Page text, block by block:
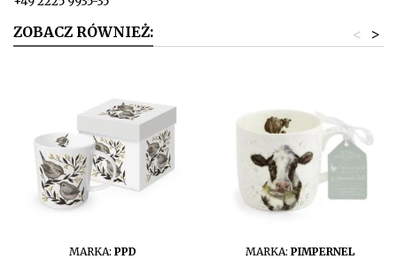
ZOBACZ RÓWNIEŻ: >
<
DO KOSZYKA
MARKA: PPD DO KOSZYKA
MARKA: PIMPERNEL